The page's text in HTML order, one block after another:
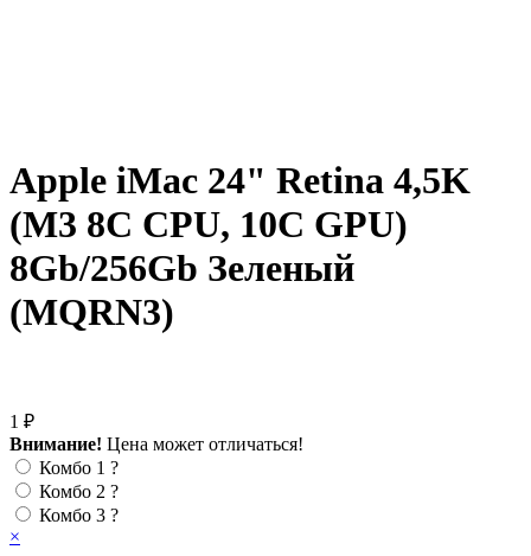
Apple iMac 24" Retina 4,5K
(M3 8C CPU, 10C GPU)
8Gb/256Gb Зеленый
(MQRN3)
1 ₽
Внимание! Цена может отличаться!
Комбо 1 ?
Комбо 2 ?
Комбо 3 ?
×